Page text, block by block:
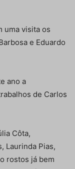
uma visita os
e Eduardo
ano a
de Carlos
Côta,
Laurinda Pias,
rostos já bem